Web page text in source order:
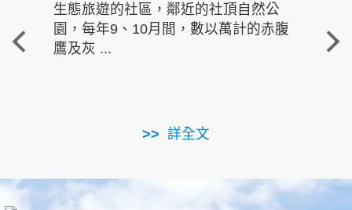
生態旅遊的社區，鄰近的社頂自然公
園，每年9、10月間，數以萬計的赤腹
鷹及灰 ...
詳全文
重
走進